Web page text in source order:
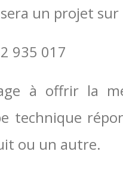
un projet
935 017
à offrir la
technique
ou un autre.